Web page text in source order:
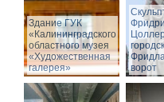
Здание ГУК
«Калининградского
областного музея
«Художественная
галерея»
ворот